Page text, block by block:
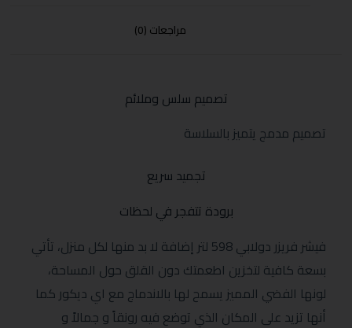
مراجعات (0)
تصميم سلس وملائم
تصميم مدمج يتميز بالسلاسة
تجميد سريع
برودة تتفجر في لحظات
فيشر فريزر دولابي 598 لتر إضافة لا بد منها لكل منزل، تأتي
بسعة كافية لتخزين اطعمتك دون القلق حول المساحة،
لونها الفضي المميز يسمح لها بالاندماج مع اي ديكور كما
أنها تزيد على المكان الذي توضع فيه رونقاً و جمالاً و